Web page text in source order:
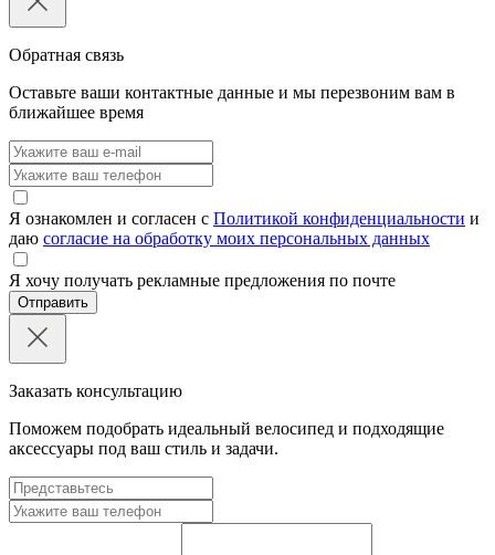
Обратная связь
Оставьте ваши контактные данные и мы перезвоним вам в
ближайшее время
Я ознакомлен и согласен с Политикой конфиденциальности и
даю согласие на обработку моих персональных данных
Я хочу получать рекламные предложения по почте
Отправить
Заказать консультацию
Поможем подобрать идеальный велосипед и подходящие
аксессуары под ваш стиль и задачи.